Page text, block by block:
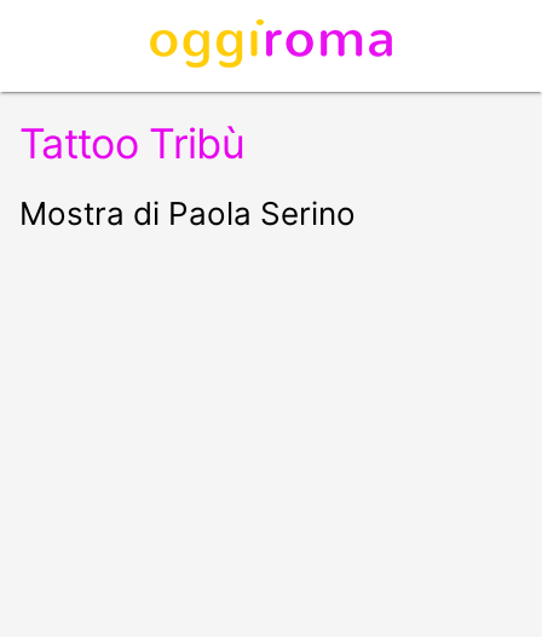
Tattoo Tribù
Mostra di Paola Serino